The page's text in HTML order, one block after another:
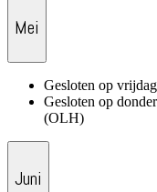
Mei
Gesloten op
Gesloten op
(OLH)
Juni